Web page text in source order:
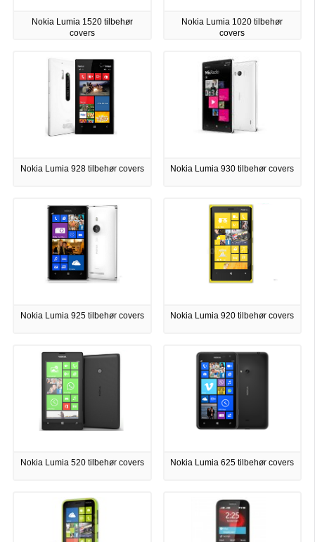
Nokia Lumia 1520 tilbehør
covers
Nokia Lumia 1020 tilbehør
covers
Nokia Lumia 928 tilbehør covers Nokia Lumia 930 tilbehør covers
Nokia Lumia 925 tilbehør covers Nokia Lumia 920 tilbehør covers
Nokia Lumia 520 tilbehør covers Nokia Lumia 625 tilbehør covers